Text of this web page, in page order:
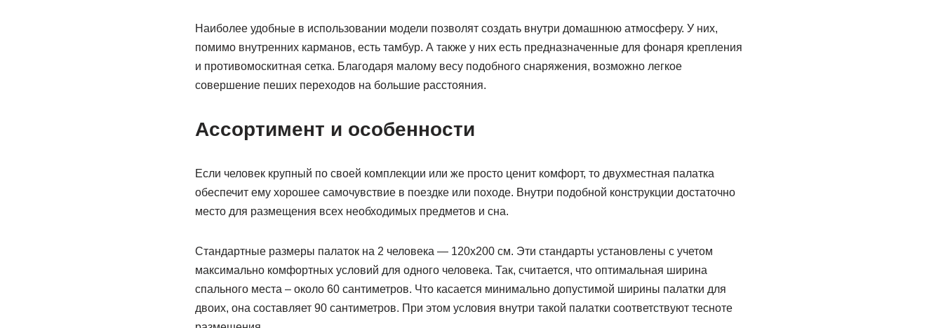
Наиболее удобные в использовании модели позволят создать внутри домашнюю атмосферу. У них,
помимо внутренних карманов, есть тамбур. А также у них есть предназначенные для фонаря крепления
и противомоскитная сетка. Благодаря малому весу подобного снаряжения, возможно легкое
совершение пеших переходов на большие расстояния.
Ассортимент и особенности
Если человек крупный по своей комплекции или же просто ценит комфорт, то двухместная палатка
обеспечит ему хорошее самочувствие в поездке или походе. Внутри подобной конструкции достаточно
место для размещения всех необходимых предметов и сна.
Стандартные размеры палаток на 2 человека — 120х200 см. Эти стандарты установлены с учетом
максимально комфортных условий для одного человека. Так, считается, что оптимальная ширина
спального места – около 60 сантиметров. Что касается минимально допустимой ширины палатки для
двоих, она составляет 90 сантиметров. При этом условия внутри такой палатки соответствуют тесноте